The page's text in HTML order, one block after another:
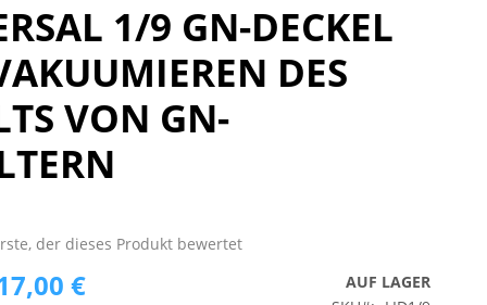
1/9 GN-DECKEL
DES
VON GN-
der dieses Produkt bewertet
€
AUF LAGER